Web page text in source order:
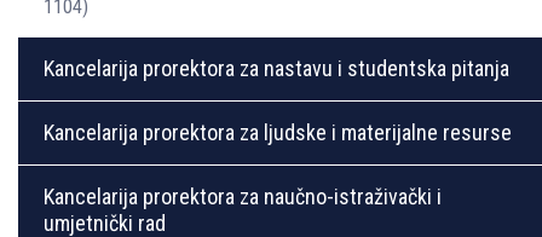
1104)
Kancelarija prorektora za nastavu i studentska pitanja
Kancelarija prorektora za ljudske i materijalne resurse
Kancelarija prorektora za naučno-istraživački i
umjetnički rad